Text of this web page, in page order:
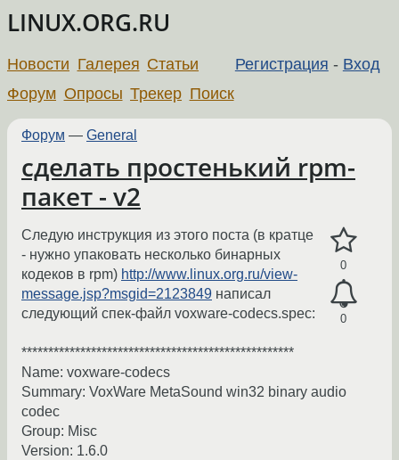
LINUX.ORG.RU
Регистрация - Вход
Новости Галерея Статьи
Форум Опросы Трекер Поиск
Форум — General
сделать простенький rpm-
пакет - v2
0
0
Следую инструкция из этого поста (в кратце
- нужно упаковать несколько бинарных
кодеков в rpm) http://www.linux.org.ru/view-
message.jsp?msgid=2123849 написал
следующий спек-файл voxware-codecs.spec:
***************************************************
Name: voxware-codecs
Summary: VoxWare MetaSound win32 binary audio
codec
Group: Misc
Version: 1.6.0